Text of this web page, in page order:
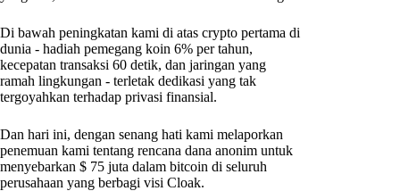
Di bawah peningkatan kami di atas crypto pertama di
dunia - hadiah pemegang koin 6% per tahun,
kecepatan transaksi 60 detik, dan jaringan yang
ramah lingkungan - terletak dedikasi yang tak
tergoyahkan terhadap privasi finansial.
Dan hari ini, dengan senang hati kami melaporkan
penemuan kami tentang rencana dana anonim untuk
menyebarkan $ 75 juta dalam bitcoin di seluruh
perusahaan yang berbagi visi Cloak.